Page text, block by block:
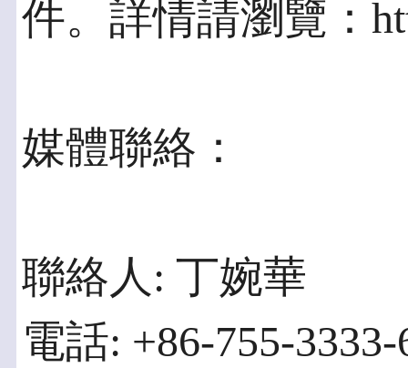
件。詳情請瀏覽：
媒體聯絡：
聯絡人: 丁婉華
電話: +86-755-3333-